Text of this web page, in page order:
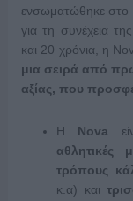
ενσωματώθηκε στο
για τη συνέχεια
και 20 χρόνια, η
μια σειρά από
αξίας, που
Η Nova
αθλητικές
τρόπους
κ.α) και